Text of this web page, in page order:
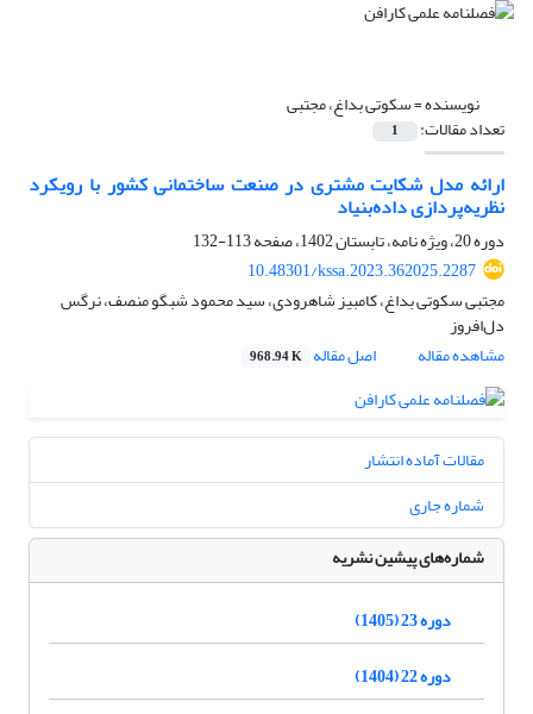
نویسنده =سکوتی بداغ، مجتبی
تعداد مقالات: 1
ارائه مدل شکایت مشتری در صنعت ساختمانی کشور با رویکرد
نظریه‌پردازی داده‌بنیاد
دوره 20، ویژه نامه، تابستان 1402، صفحه
113-132
10.48301/kssa.2023.362025.2287
مجتبی سکوتی بداغ، کامبیز شاهرودی، سید محمود شبگو منصف، نرگس
دل‌‌افروز
مشاهده مقاله
اصل مقاله 968.94 K
مقالات آماده انتشار
شماره جاری
شماره‌های پیشین نشریه
دوره 23 (1405)
دوره 22 (1404)